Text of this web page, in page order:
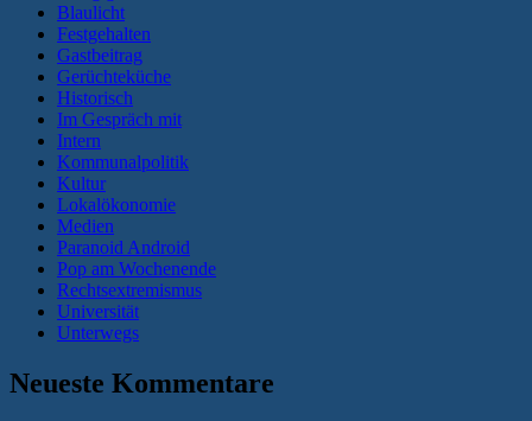
Blaulicht
Festgehalten
Gastbeitrag
Gerüchteküche
Historisch
Im Gespräch mit
Intern
Kommunalpolitik
Kultur
Lokalökonomie
Medien
Paranoid Android
Pop am Wochenende
Rechtsextremismus
Universität
Unterwegs
Neueste Kommentare